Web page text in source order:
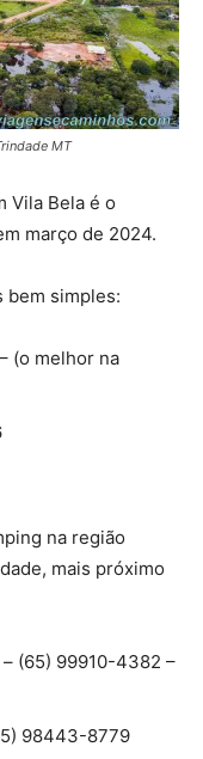
MT
Vila Bela é o
março de 2024.
bem simples:
(o melhor na
na região
mais próximo
(65) 99910-4382 –
98443-8779